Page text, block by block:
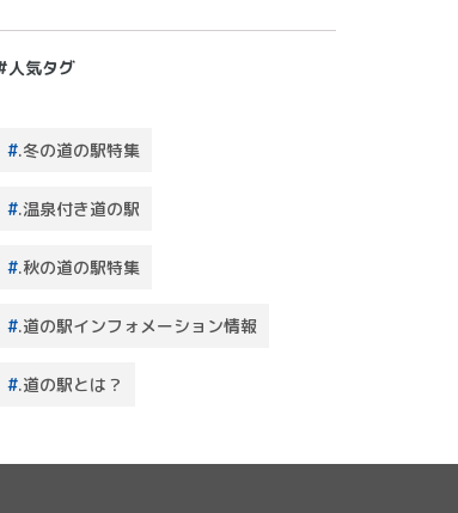
人気タグ
.冬の道の駅特集
.温泉付き道の駅
.秋の道の駅特集
.道の駅インフォメーション情報
.道の駅とは？